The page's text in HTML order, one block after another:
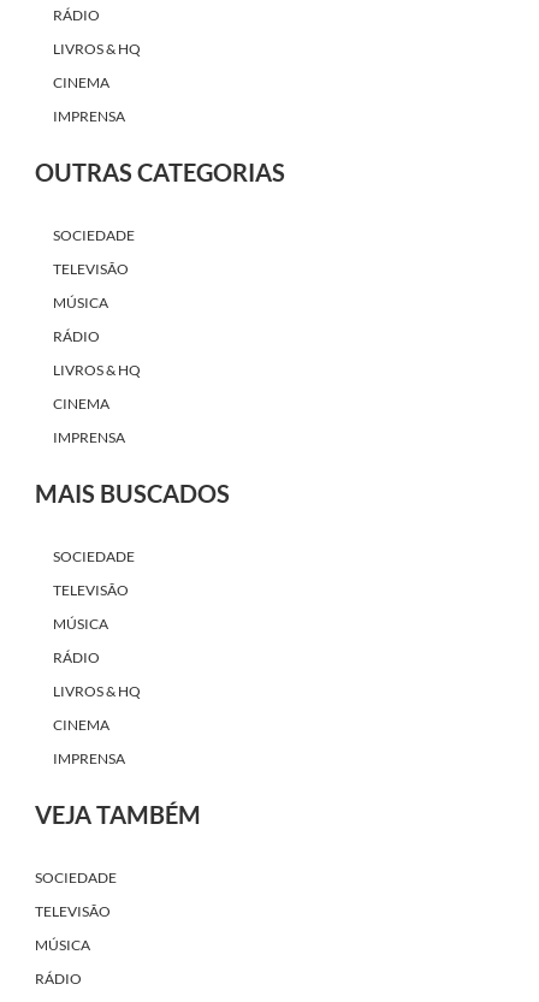
RÁDIO
LIVROS & HQ
CINEMA
IMPRENSA
OUTRAS CATEGORIAS
SOCIEDADE
TELEVISÃO
MÚSICA
RÁDIO
LIVROS & HQ
CINEMA
IMPRENSA
MAIS BUSCADOS
SOCIEDADE
TELEVISÃO
MÚSICA
RÁDIO
LIVROS & HQ
CINEMA
IMPRENSA
VEJA TAMBÉM
SOCIEDADE
TELEVISÃO
MÚSICA
RÁDIO